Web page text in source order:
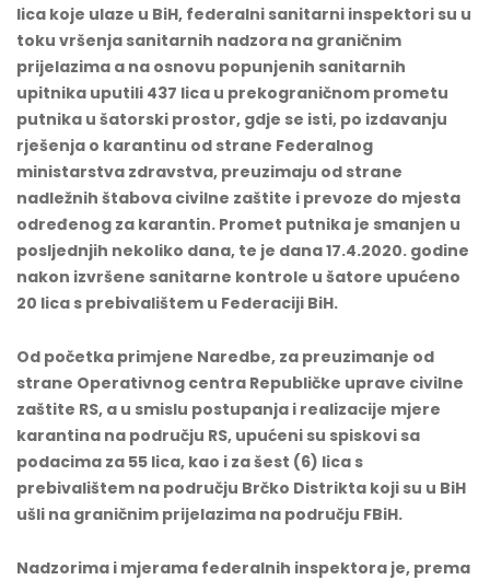
lica koje ulaze u BiH, federalni sanitarni inspektori su u
toku vršenja sanitarnih nadzora na graničnim
prijelazima a na osnovu popunjenih sanitarnih
upitnika uputili 437 lica u prekograničnom prometu
putnika u šatorski prostor, gdje se isti, po izdavanju
rješenja o karantinu od strane Federalnog
ministarstva zdravstva, preuzimaju od strane
nadležnih štabova civilne zaštite i prevoze do mjesta
određenog za karantin. Promet putnika je smanjen u
posljednjih nekoliko dana, te je dana 17.4.2020. godine
nakon izvršene sanitarne kontrole u šatore upućeno
20 lica s prebivalištem u Federaciji BiH.
Od početka primjene Naredbe, za preuzimanje od
strane Operativnog centra Republičke uprave civilne
zaštite RS, a u smislu postupanja i realizacije mjere
karantina na području RS, upućeni su spiskovi sa
podacima za 55 lica, kao i za šest (6) lica s
prebivalištem na području Brčko Distrikta koji su u BiH
ušli na graničnim prijelazima na području FBiH.
Nadzorima i mjerama federalnih inspektora je, prema